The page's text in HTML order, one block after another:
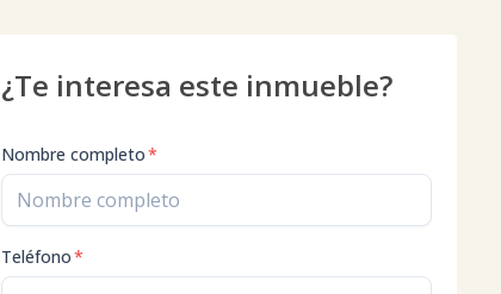
¿Te interesa este inmueble?
Nombre completo*
Teléfono*